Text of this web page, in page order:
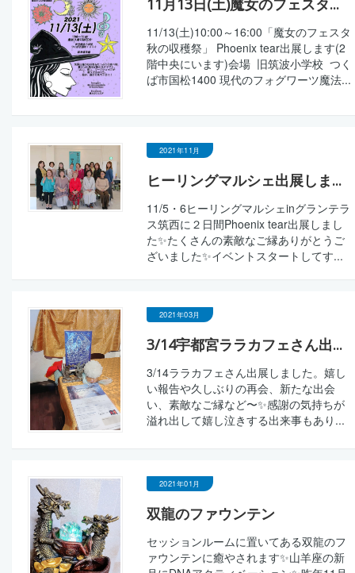
11月13日(土)魔女のフェスタ...
11/13(土)10:00～16:00「魔女のフェスタ
秋の収穫祭」 Phoenix tear出展します(2
階中央にいます)会場 旧筑波小学校 つく
ば市国松1400 現代のフォグワーツ魔法...
2021年11月
ヒーリングマルシェ出展しま...
11/5・6ヒーリングマルシェinグランテラ
ス筑西に２日間Phoenix tear出展しまし
た✨たくさんの素敵なご縁ありがとうご
ざいました✨イベントスタートしてす...
2021年03月
3/14宇都宮ララカフェさん出...
3/14ララカフェさん出展しました。嬉し
い報告や久しぶりの再会、新たな出会
い、素敵なご縁など〜✨感謝の気持ちが
溢れ出して嬉し泣きする出来事もあり...
2021年01月
双龍のファウンテン
セッションルームに置いてある双龍のフ
ァウンテンに癒やされます✨山羊座の新